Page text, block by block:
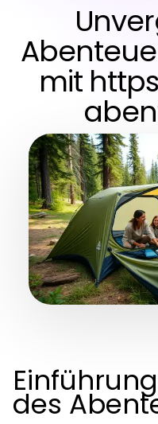
mit
des